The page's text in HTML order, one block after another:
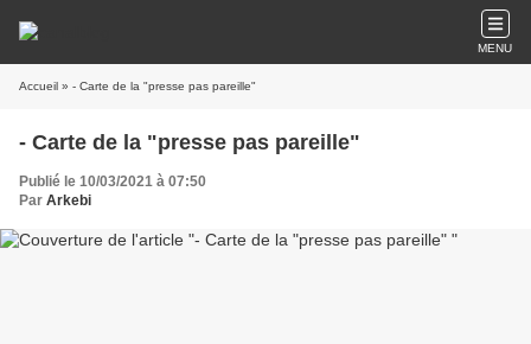
MENU
Accueil » - Carte de la "presse pas pareille"
- Carte de la "presse pas pareille"
Publié le 10/03/2021 à 07:50
Par Arkebi